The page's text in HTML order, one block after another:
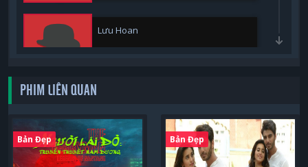
Lưu Hoan
PHIM LIÊN QUAN
Bản Đẹp Bản Đẹp